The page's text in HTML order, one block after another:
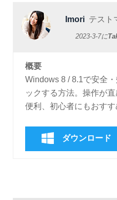
Imori テスト
2023-3-7に
概要
Windows 8 / 8.1で安全
ックする方法。操作が
便利、初心者にもおすす
ダウンロード